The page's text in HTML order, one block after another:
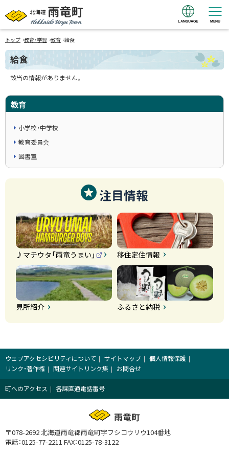
北海道 雨竜町
Hokkaido Uryu
Town
MENU
LANGUAGE
トップ ›教育・学習 ›教育 ›給食
給食
該当の情報がありません。
教育
小学校・中学校
教育委員会
図書室
注目情報
♪マチウタ「雨竜うまい」
外
部
サ
イ
ト
移住定住情報
見所紹介 ふるさと納税
ウェブアクセシビリティについて サイトマップ
個人情報保護
リンク・著作権
関連サイトリンク集 お問合せ
町へのアクセス 各課直通電話番号
雨竜町
〒078-2692 北海道雨竜郡雨竜町字フシコウリウ104番地
電話：0125-77-2211 FAX：0125-78-3122